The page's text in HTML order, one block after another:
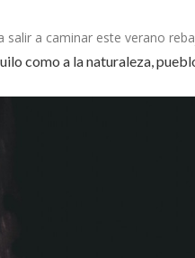
a caminar este verano
como a la naturaleza,